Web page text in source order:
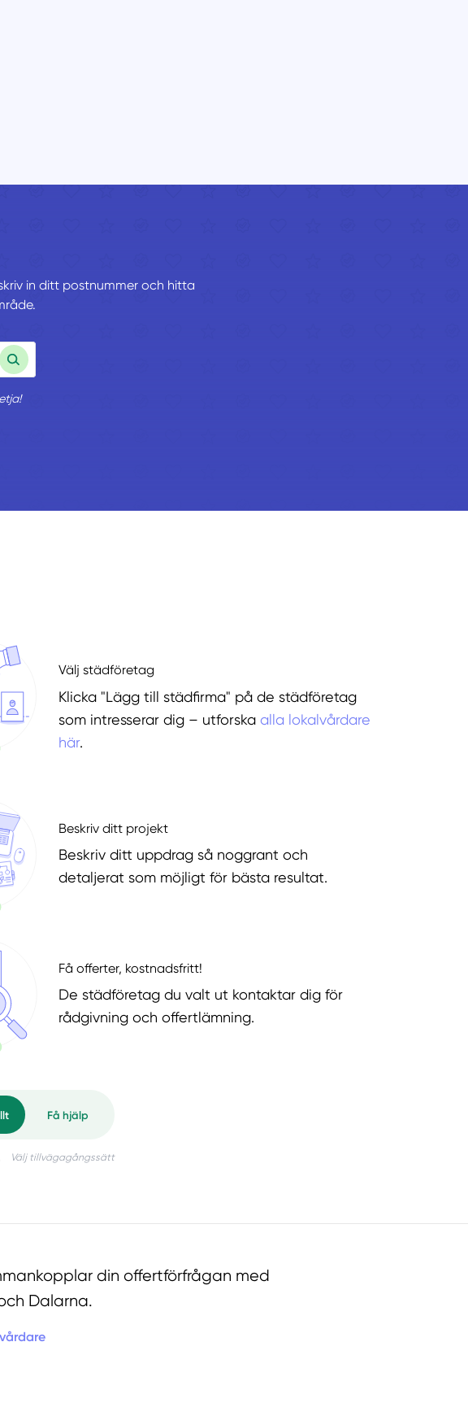
in ditt postnummer och hitta
Välj städföretag
Klicka "Lägg till städfirma" på de städföretag
som intresserar dig – utforska alla lokalvårdare
här.
Beskriv ditt projekt
Beskriv ditt uppdrag så noggrant och
detaljerat som möjligt för bästa resultat.
Få offerter, kostnadsfritt!
De städföretag du valt ut kontaktar dig för
rådgivning och offertlämning.
din offertförfrågan med
Dalarna.